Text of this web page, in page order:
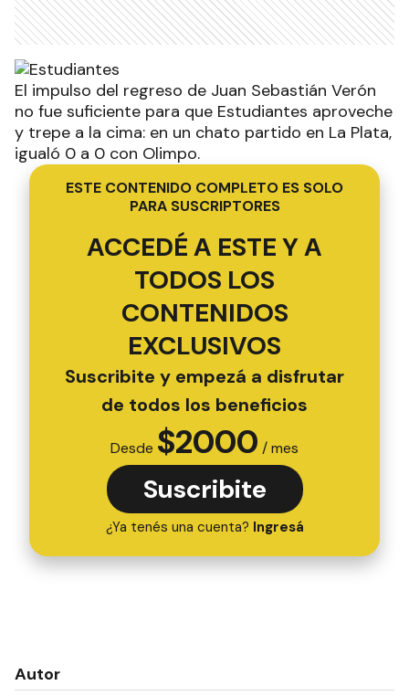
El impulso del regreso de Juan Sebastián Verón
no fue suficiente para que Estudiantes aproveche
y trepe a la cima: en un chato partido en La Plata,
igualó 0 a 0 con Olimpo.
ESTE CONTENIDO COMPLETO ES SOLO
PARA SUSCRIPTORES
ACCEDÉ A ESTE Y A
TODOS LOS
CONTENIDOS
EXCLUSIVOS
Suscribite y empezá a disfrutar
de todos los beneficios
Desde $2000 / mes
Suscribite
¿Ya tenés una cuenta? Ingresá
Autor